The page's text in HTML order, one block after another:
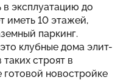
в эксплуатацию до
иметь 10 этажей,
паркинг.
клубные дома элит-
строят в
новостройке